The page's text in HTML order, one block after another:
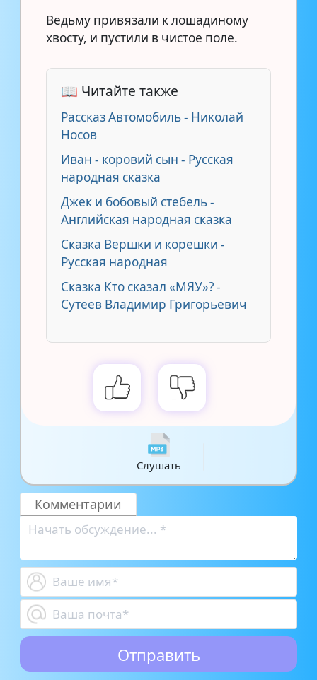
Ведьму привязали к лошадиному
хвосту, и пустили в чистое поле.
📖 Читайте также
Рассказ Автомобиль - Николай
Носов
Иван - коровий сын - Русская
народная сказка
Джек и бобовый стебель -
Английская народная сказка
Сказка Вершки и корешки -
Русская народная
Сказка Кто сказал «МЯУ»? -
Сутеев Владимир Григорьевич
Слушать
Комментарии